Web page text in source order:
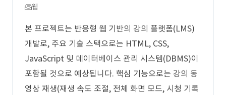
웹
본 프로젝트는 반응형 웹 기반의 강의 플랫폼(LMS)
개발로, 주요 기술 스택으로는 HTML, CSS,
JavaScript 및 데이터베이스 관리 시스템(DBMS)이
포함될 것으로 예상됩니다. 핵심 기능으로는 강의 동
영상 재생(재생 속도 조절, 전체 화면 모드, 시청 기록